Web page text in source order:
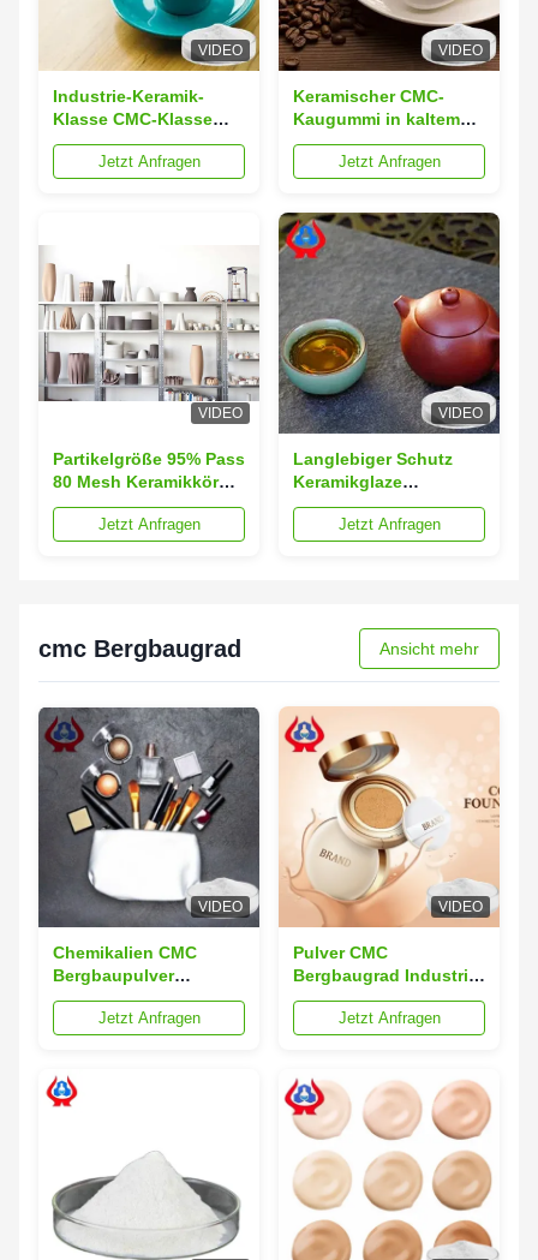
VIDEO
Industrie-Keramik-
Klasse CMC-Klasse
Zellulose-
Carboxymethyl-
Jetzt Anfragen
VIDEO
Keramischer CMC-
Kaugummi in kaltem
Wasser löslich
Jetzt Anfragen
VIDEO
Partikelgröße 95% Pass
80 Mesh Keramikkörper
Natriumcarboxymethyl
Cellulose Pulver mit
Jetzt Anfragen
VIDEO
Langlebiger Schutz
Keramikglaze
Natriumcarboxymethyl
Zellulose mit Chloriden
Jetzt Anfragen
cmc Bergbaugrad Ansicht mehr
VIDEO
Chemikalien CMC
Bergbaupulver
Kosmetikwaren
Karboxymethylzellulose
Jetzt Anfragen
VIDEO
Pulver CMC
Bergbaugrad Industrie
CMC
Carboxymethylzellulose
Jetzt Anfragen